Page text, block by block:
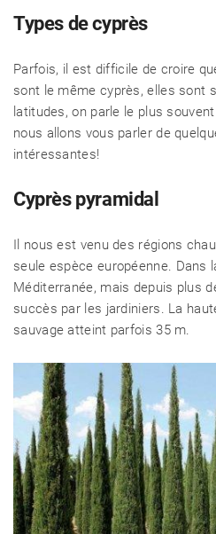
Types de cyprès
Parfois, il est difficile de croire
sont le même cyprès, elles sont
latitudes, on parle le plus
nous allons vous parler de
intéressantes!
Cyprès pyramidal
Il nous est venu des régions
seule espèce européenne. Dans
Méditerranée, mais depuis plus
succès par les jardiniers. La
sauvage atteint parfois 35 m.